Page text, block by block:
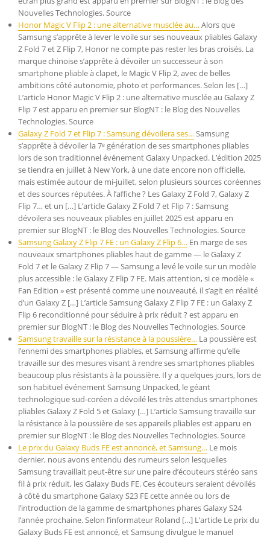
Nouvelles Technologies. Source
Honor Magic V Flip 2 : une alternative musclée au…Alors que
Samsung s’apprête à lever le voile sur ses nouveaux pliables Galaxy
Z Fold 7 et Z Flip 7, Honor ne compte pas rester les bras croisés. La
marque chinoise s’apprête à dévoiler un successeur à son
smartphone pliable à clapet, le Magic V Flip 2, avec de belles
ambitions côté autonomie, photo et performances. Selon les […]
L’article Honor Magic V Flip 2 : une alternative musclée au Galaxy Z
Flip 7 est apparu en premier sur BlogNT : le Blog des Nouvelles
Technologies. Source
Galaxy Z Fold 7 et Flip 7 : Samsung dévoilera ses…Samsung
s’apprête à dévoiler la 7ᵉ génération de ses smartphones pliables
lors de son traditionnel événement Galaxy Unpacked. L’édition 2025
se tiendra en juillet à New York, à une date encore non officielle,
mais estimée autour de mi-juillet, selon plusieurs sources coréennes
et des sources réputées. À l’affiche ? Les Galaxy Z Fold 7, Galaxy Z
Flip 7… et un […] L’article Galaxy Z Fold 7 et Flip 7 : Samsung
dévoilera ses nouveaux pliables en juillet 2025 est apparu en
premier sur BlogNT : le Blog des Nouvelles Technologies. Source
Samsung Galaxy Z Flip 7 FE : un Galaxy Z Flip 6… En marge de ses
nouveaux smartphones pliables haut de gamme — le Galaxy Z
Fold 7 et le Galaxy Z Flip 7 — Samsung a levé le voile sur un modèle
plus accessible : le Galaxy Z Flip 7 FE. Mais attention, si ce modèle «
Fan Edition » est présenté comme une nouveauté, il s’agit en réalité
d’un Galaxy Z […] L’article Samsung Galaxy Z Flip 7 FE : un Galaxy Z
Flip 6 reconditionné pour séduire à prix réduit ? est apparu en
premier sur BlogNT : le Blog des Nouvelles Technologies. Source
Samsung travaille sur la résistance à la poussière… La poussière est
l’ennemi des smartphones pliables, et Samsung affirme qu’elle
travaille sur des mesures visant à rendre ses smartphones pliables
beaucoup plus résistants à la poussière. Il y a quelques jours, lors de
son habituel événement Samsung Unpacked, le géant
technologique sud-coréen a dévoilé les très attendus smartphones
pliables Galaxy Z Fold 5 et Galaxy […] L’article Samsung travaille sur
la résistance à la poussière de ses appareils pliables est apparu en
premier sur BlogNT : le Blog des Nouvelles Technologies. Source
Le prix du Galaxy Buds FE est annoncé, et Samsung… Le mois
dernier, nous avons entendu des rumeurs selon lesquelles
Samsung travaillait peut-être sur une paire d’écouteurs stéréo sans
fil à prix réduit, les Galaxy Buds FE. Ces écouteurs seraient dévoilés
à côté du smartphone Galaxy S23 FE cette année ou lors de
l’introduction de la gamme de smartphones phares Galaxy S24
l’année prochaine. Selon l’informateur Roland […] L’article Le prix du
Galaxy Buds FE est annoncé, et Samsung divulgue le manuel